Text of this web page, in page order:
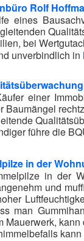
Rolf
eines
bei
unverbindlich in
einer
Baumängel
führe die
in der
in der
und
man
Mauerwerk,